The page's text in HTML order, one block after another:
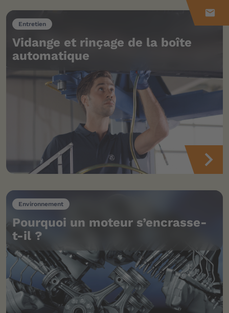
mail
Entretien
Vidange et rinçage de la boîte
automatique
Environnement
Pourquoi un moteur s’encrasse-
t-il ?